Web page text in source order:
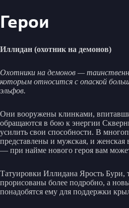
Герои
Иллидан (охотник на демонов)
Охотники на демонов —
которым относится с опаской
эльфов.
Они вооружены клинками,
обращаются в бою к энергии
усилить свои способности. В
представлены и мужская, и женская
— при найме нового героя вам
Татуировки Иллидана Ярость Бури,
прорисованы более подробно, а
понадобятся ему для поддержки